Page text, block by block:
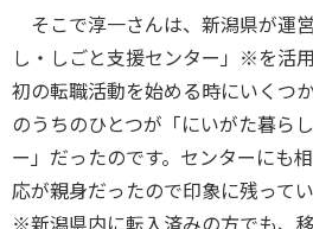
そこで淳一さんは、新潟県が運
し・しごと支援センター」※を活
初の転職活動を始める時にいくつ
のうちのひとつが「にいがた暮ら
ー」だったのです。センターにも
応が親身だったので印象に残ってい